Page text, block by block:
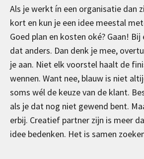
Als je werkt ín een organisatie dan
kort en kun je een idee meestal
Goed plan en kosten oké? Gaan!
dat anders. Dan denk je mee,
je aan. Niet elk voorstel haalt de
wennen. Want nee, blauw is niet
soms wél de keuze van de klant.
als je dat nog niet gewend bent.
erbij. Creatief partner zijn is meer
idee bedenken. Het is samen